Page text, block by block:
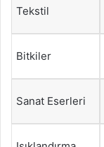
Tekstil
Bitkiler
Sanat Eserleri